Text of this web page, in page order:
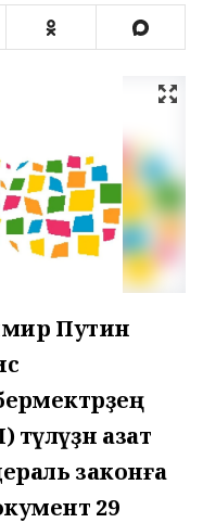
Путин
азат
законға
29